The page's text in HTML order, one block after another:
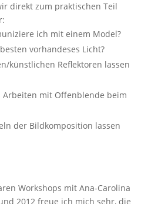
direkt zum praktischen Teil
ich mit einem Model?
vorhandeses Licht?
künstlichen Reflektoren lassen
Arbeiten mit Offenblende beim
der Bildkomposition lassen
Workshops mit Ana-Carolina
2012 freue ich mich sehr, die